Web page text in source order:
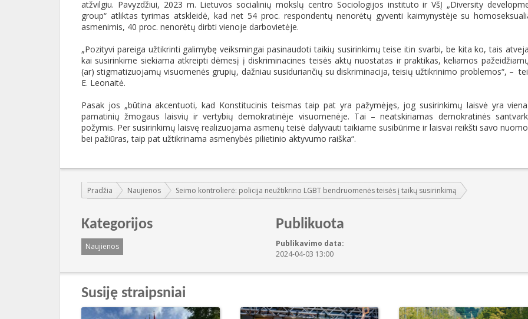
atžvilgiu. Pavyzdžiui, 2023 m. Lietuvos socialinių mokslų centro Sociologijos instituto ir VšĮ „Diversity
group“ atliktas tyrimas atskleidė, kad net 54 proc. respondentų nenorėtų gyventi kaimynystėje su
asmenimis, 40 proc. nenorėtų dirbti vienoje darbovietėje.
„Pozityvi pareiga užtikrinti galimybę veiksmingai pasinaudoti taikių susirinkimų teise itin svarbi, be kita ko, tais
kai susirinkime siekiama atkreipti dėmesį į diskriminacines teisės aktų nuostatas ir praktikas, keliamos
(ar) stigmatizuojamų visuomenės grupių, dažniau susiduriančių su diskriminacija, teisių užtikrinimo problemos“, –
E. Leonaitė.
Pasak jos „būtina akcentuoti, kad Konstitucinis teismas taip pat yra pažymėjęs, jog susirinkimų laisvė yra
pamatinių žmogaus laisvių ir vertybių demokratinėje visuomenėje. Tai – neatskiriamas demokratinės
požymis. Per susirinkimų laisvę realizuojama asmenų teisė dalyvauti taikiame susibūrime ir laisvai reikšti savo
bei pažiūras, taip pat užtikrinama asmenybės pilietinio aktyvumo raiška“.
Jūs esate čia:
Pradžia Naujienos Seimo kontrolierė: policija neužtikrino LGBT bendruomenės teisės į taikų susirinkimą
Kategorijos
Naujienos
Publikuota
Publikavimo data:
2024-04-03 13:00
Susiję straipsniai